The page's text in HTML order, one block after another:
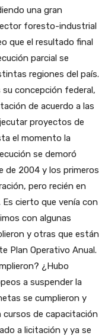
una gran
foresto-industrial
que el resultado final
parcial se
regiones del país.
concepción federal,
de acuerdo a las
proyectos de
el momento la
se demoró
de 2004 y los primeros
pero recién en
cierto que venía con
con algunas
y otras que están
Plan Operativo Anual.
¿Hubo
a suspender la
se cumplieron y
de capacitación
a licitación y ya se